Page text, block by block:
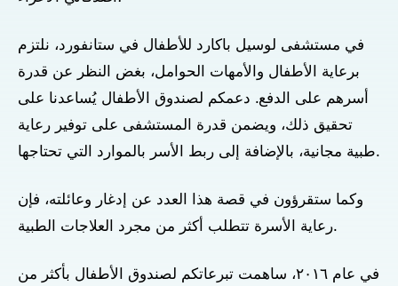
في مستشفى لوسيل باكارد للأطفال في ستانفورد، نلتزم
برعاية الأطفال والأمهات الحوامل، بغض النظر عن قدرة
أسرهم على الدفع. دعمكم لصندوق الأطفال يُساعدنا على
تحقيق ذلك، ويضمن قدرة المستشفى على توفير رعاية
طبية مجانية، بالإضافة إلى ربط الأسر بالموارد التي تحتاجها.
وكما ستقرؤون في قصة هذا العدد عن إدغار وعائلته، فإن
رعاية الأسرة تتطلب أكثر من مجرد العلاجات الطبية.
في عام ٢٠١٦، ساهمت تبرعاتكم لصندوق الأطفال بأكثر من